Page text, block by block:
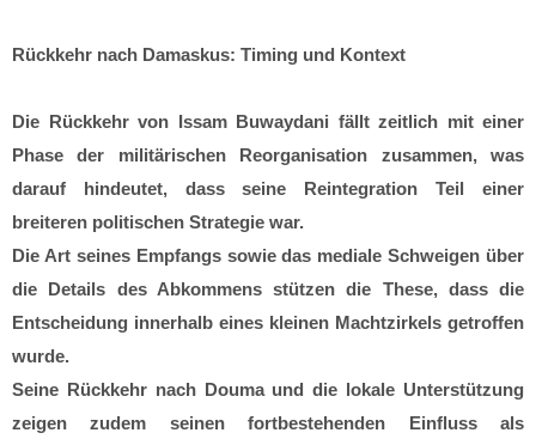
Rückkehr nach Damaskus: Timing und Kontext
Die Rückkehr von Issam Buwaydani fällt zeitlich mit einer
Phase der militärischen Reorganisation zusammen, was
darauf hindeutet, dass seine Reintegration Teil einer
breiteren politischen Strategie war.
Die Art seines Empfangs sowie das mediale Schweigen über
die Details des Abkommens stützen die These, dass die
Entscheidung innerhalb eines kleinen Machtzirkels getroffen
wurde.
Seine Rückkehr nach Douma und die lokale Unterstützung
zeigen zudem seinen fortbestehenden Einfluss als